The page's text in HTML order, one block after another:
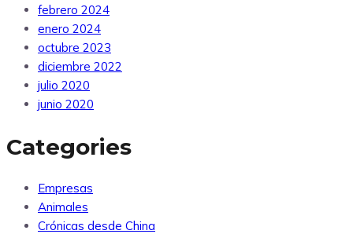
febrero 2024
enero 2024
octubre 2023
diciembre 2022
julio 2020
junio 2020
Categories
Empresas
Animales
Crónicas desde China